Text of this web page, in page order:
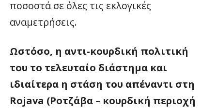
ποσοστά σε όλες τις εκλογικές
αναμετρήσεις.
Ωστόσο, η αντι-κουρδική πολιτική
του το τελευταίο διάστημα και
ιδιαίτερα η στάση του απέναντι στη
Rojava (Ροτζάβα – κουρδική περιοχή